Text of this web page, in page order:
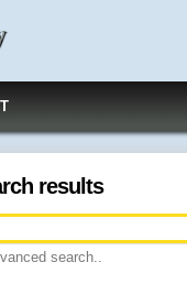
results
search..